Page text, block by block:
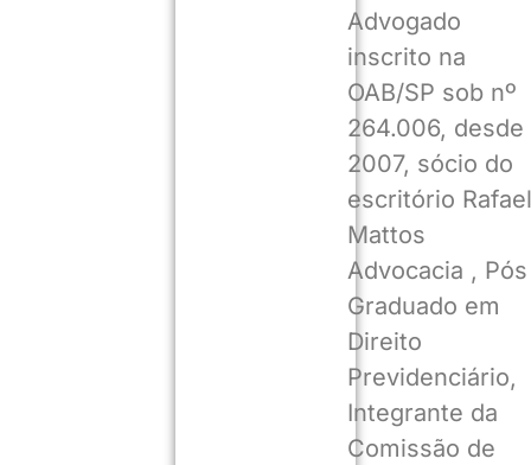
Advogado
inscrito na
OAB/SP sob nº
264.006, desde
2007, sócio do
escritório Rafael
Mattos
Advocacia , Pós
Graduado em
Direito
Previdenciário,
Integrante da
Comissão de